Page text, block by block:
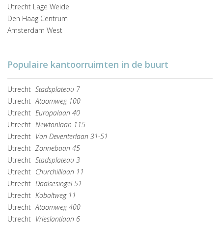
Utrecht Lage Weide
Den Haag Centrum
Amsterdam West
Populaire kantoorruimten in de buurt
Utrecht Stadsplateau 7
Utrecht Atoomweg 100
Utrecht Europalaan 40
Utrecht Newtonlaan 115
Utrecht Van Deventerlaan 31-51
Utrecht Zonnebaan 45
Utrecht Stadsplateau 3
Utrecht Churchilllaan 11
Utrecht Daalsesingel 51
Utrecht Kobaltweg 11
Utrecht Atoomweg 400
Utrecht Vrieslantlaan 6